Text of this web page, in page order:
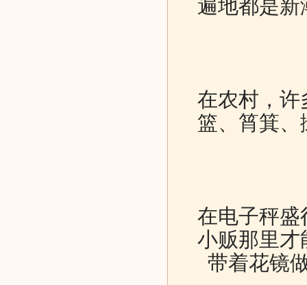
遍地都是
在农村，许
篮、筲箕
在电子秤盛
小贩那里才
带着花镜